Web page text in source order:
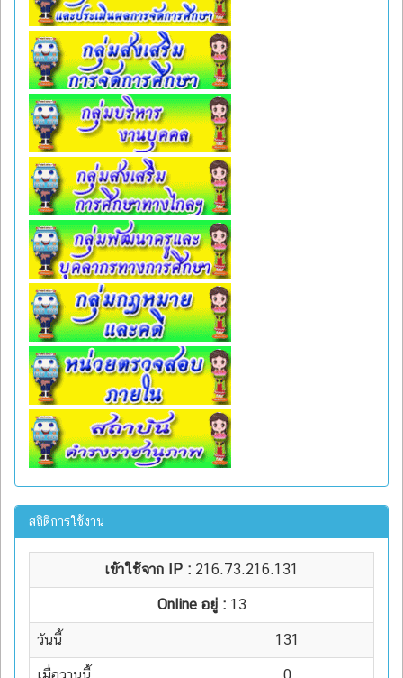
สถิติการใช้งาน
เข้าใช้จาก IP : 216.73.216.131
Online อยู่ : 13
วันนี้ 131
เมื่อวานนี้ 0